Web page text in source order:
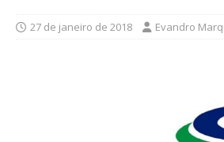
27 de janeiro de 2018 Evandro